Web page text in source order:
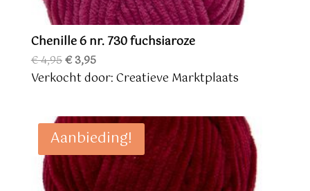
Chenille 6 nr. 730 fuchsiaroze
€4,95Oorspronkelijke
prijs
€3,95Huidige
prijs
Verkocht door: Creatieve Marktplaats
Aanbieding!